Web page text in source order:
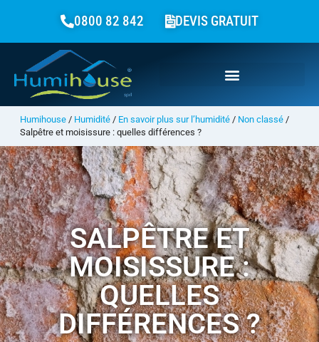
0800 82 842 DEVIS GRATUIT
Humihouse / Humidité / En savoir plus sur l’humidité / Non classé /
Salpêtre et moisissure : quelles différences ?
SALPÊTRE ET
MOISISSURE :
QUELLES
DIFFÉRENCES ?